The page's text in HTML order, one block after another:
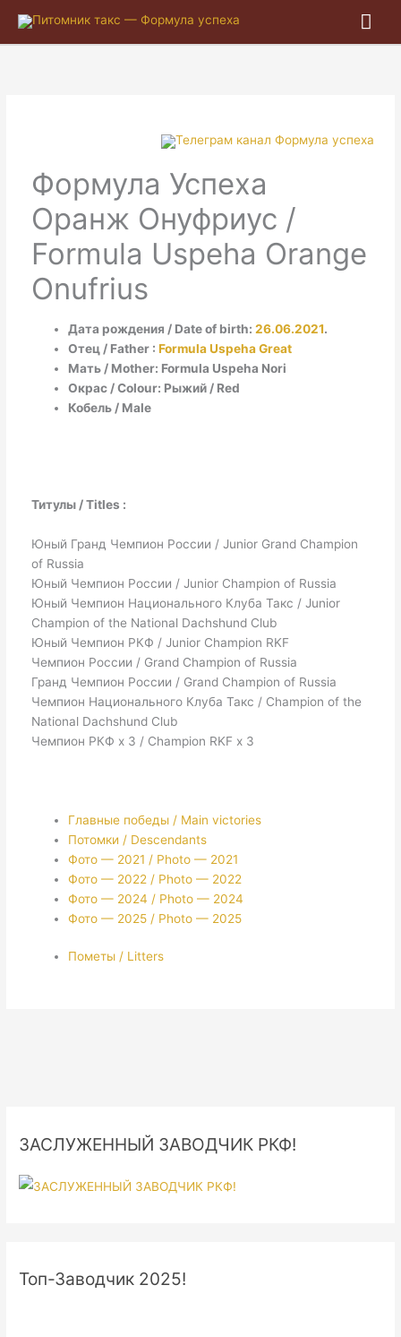
Формула Успеха
Оранж Онуфриус /
Formula Uspeha Orange
Onufrius
Дата рождения / Date of birth: 26.06.2021.
Отец / Father : Formula Uspeha Great
Мать / Mother: Formula Uspeha Nori
Окрас / Colour: Рыжий / Red
Кобель / Male
Титулы / Titles :
Юный Гранд Чемпион России / Junior Grand Champion
of Russia
Юный Чемпион России / Junior Champion of Russia
Юный Чемпион Национального Клуба Такс / Junior
Champion of the National Dachshund Club
Юный Чемпион РКФ / Junior Champion RKF
Чемпион России / Grand Champion of Russia
Гранд Чемпион России / Grand Champion of Russia
Чемпион Национального Клуба Такс / Champion of the
National Dachshund Club
Чемпион РКФ х 3 / Champion RKF х 3
Главные победы / Main victories
Потомки / Descendants
Фото — 2021 / Photo — 2021
Фото — 2022 / Photo — 2022
Фото — 2024 / Photo — 2024
Фото — 2025 / Photo — 2025
Пометы / Litters
ЗАСЛУЖЕННЫЙ ЗАВОДЧИК РКФ!
Топ-Заводчик 2025!